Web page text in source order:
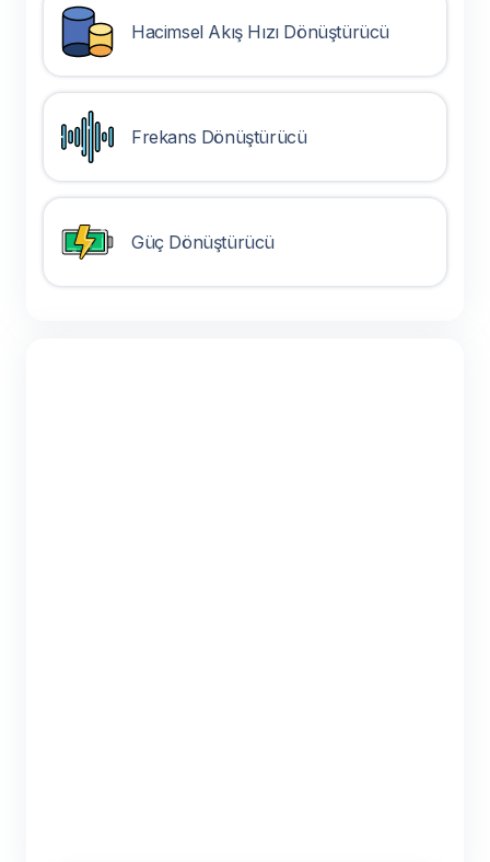
Hacimsel Akış Hızı Dönüştürücü
Frekans Dönüştürücü
Güç Dönüştürücü